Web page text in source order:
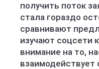
получить поток
стала гораздо
сравнивают
изучают соцсети
внимание на то,
взаимодействует